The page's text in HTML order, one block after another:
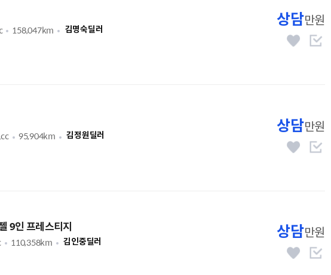
158,047km 김명숙딜러
상담만원
95,904km 김정원딜러
상담만원
9인 프레스티지
110,358km 김인중딜러
상담만원